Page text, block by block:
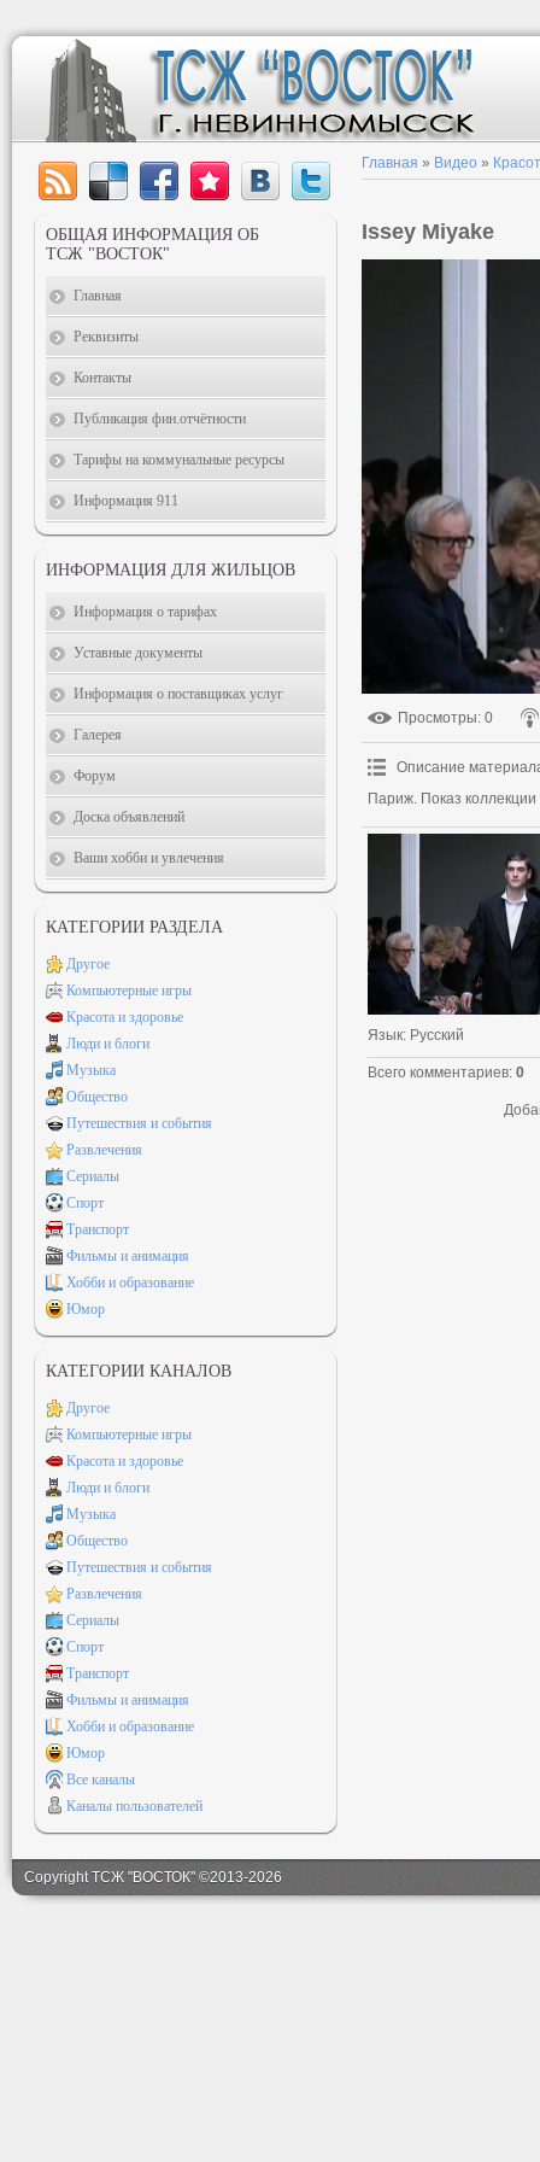
Главная » Видео »
Issey Miyake
Просмотры: 0
Описание
Париж. Показ
Язык: Русский
Всего комментариев: 0
ОБЩАЯ ИНФОРМАЦИЯ ОБ
ТСЖ "ВОСТОК"
Главная
Реквизиты
Контакты
Публикация фин.отчётности
Тарифы на коммунальные ресурсы
Информация 911
ИНФОРМАЦИЯ ДЛЯ ЖИЛЬЦОВ
Информация о тарифах
Уставные документы
Информация о поставщиках услуг
Галерея
Форум
Доска объявлений
Ваши хобби и увлечения
КАТЕГОРИИ РАЗДЕЛА
Другое
Компьютерные игры
Красота и здоровье
Люди и блоги
Музыка
Общество
Путешествия и события
Развлечения
Сериалы
Спорт
Транспорт
Фильмы и анимация
Хобби и образование
Юмор
КАТЕГОРИИ КАНАЛОВ
Другое
Компьютерные игры
Красота и здоровье
Люди и блоги
Музыка
Общество
Путешествия и события
Развлечения
Сериалы
Спорт
Транспорт
Фильмы и анимация
Хобби и образование
Юмор
Все каналы
Каналы пользователей
Copyright ТСЖ "ВОСТОК" ©2013-2026